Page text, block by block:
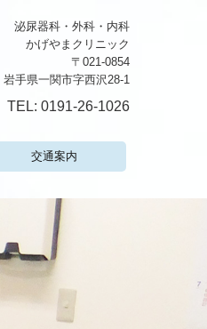
泌尿器科・外科・内科
かげやまクリニック
〒021-0854
岩手県一関市字西沢28-1
TEL: 0191-26-1026
交通案内